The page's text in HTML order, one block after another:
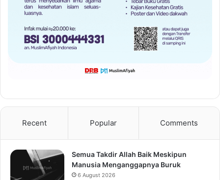
Recent Popular Comments
Semua Takdir Allah Baik Meskipun
Manusia Menganggapnya Buruk
6 August 2026